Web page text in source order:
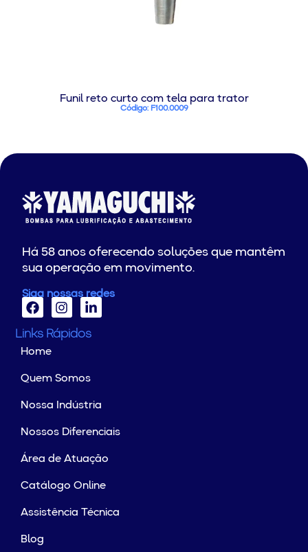
Funil reto curto com tela para trator
Código: F100.0009
Há 58 anos oferecendo soluções que mantêm
sua operação em movimento.
Siga nossas redes
Links Rápidos
Home
Quem Somos
Nossa Indústria
Nossos Diferenciais
Área de Atuação
Catálogo Online
Assistência Técnica
Blog